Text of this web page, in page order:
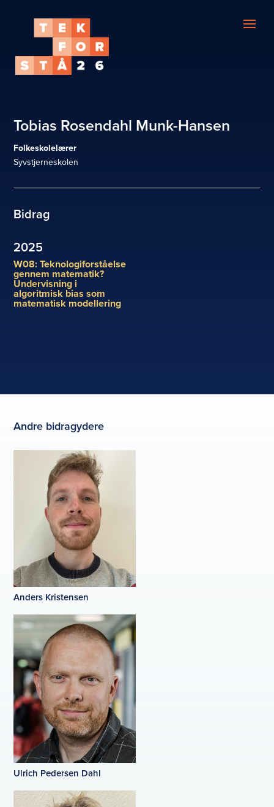
Tobias Rosendahl Munk-Hansen
Folkeskolelærer
Syvstjerneskolen
Bidrag
2025
W08: Teknologiforståelse
gennem matematik?
Undervisning i
algoritmisk bias som
matematisk modellering
Andre bidragydere
Anders Kristensen
Ulrich Pedersen Dahl